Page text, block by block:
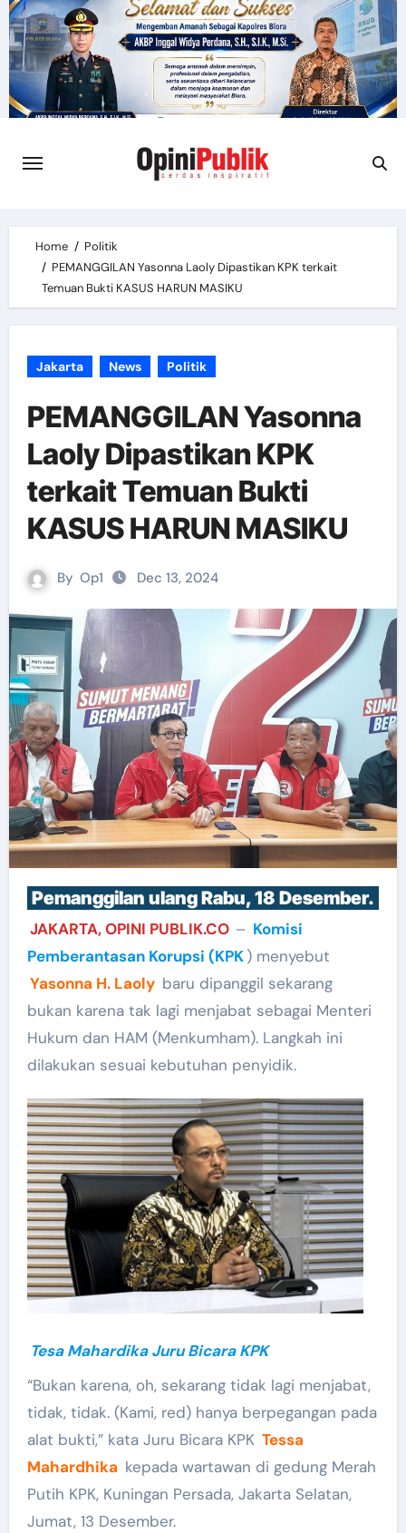
Skip
to
content
Home
Politik
PEMANGGILAN Yasonna Laoly Dipastikan KPK terkait
Temuan Bukti KASUS HARUN MASIKU
Jakarta News Politik
PEMANGGILAN Yasonna
Laoly Dipastikan KPK
terkait Temuan Bukti
KASUS HARUN MASIKU
By Op1 Dec 13, 2024
Pemanggilan ulang Rabu, 18 Desember.
JAKARTA, OPINI PUBLIK.CO – Komisi
Pemberantasan Korupsi (KPK) menyebut
Yasonna H. Laoly baru dipanggil sekarang
bukan karena tak lagi menjabat sebagai Menteri
Hukum dan HAM (Menkumham). Langkah ini
dilakukan sesuai kebutuhan penyidik.
Tesa Mahardika Juru Bicara KPK
“Bukan karena, oh, sekarang tidak lagi menjabat,
tidak, tidak. (Kami, red) hanya berpegangan pada
alat bukti,” kata Juru Bicara KPK Tessa
Mahardhika kepada wartawan di gedung Merah
Putih KPK, Kuningan Persada, Jakarta Selatan,
Jumat, 13 Desember.